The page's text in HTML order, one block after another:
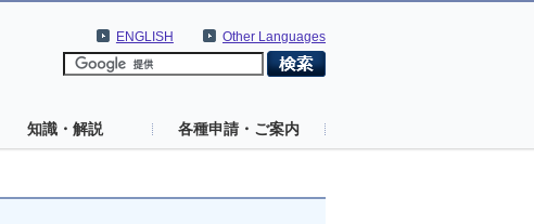
Other Languages
ENGLISH
知識・解説 各種申請・ご案内